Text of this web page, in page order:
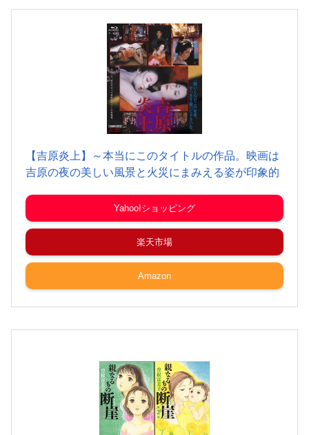
【吉原炎上】～本当にこのタイトルの作品。映画は
吉原の夜の美しい風景と火災にまみえる姿が印象的
Yahoo!ショッピング
楽天市場
Amazon